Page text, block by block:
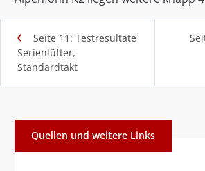
Seite 11: Testresultate
Serienlüfter,
Standardtakt
Quellen und weitere Links